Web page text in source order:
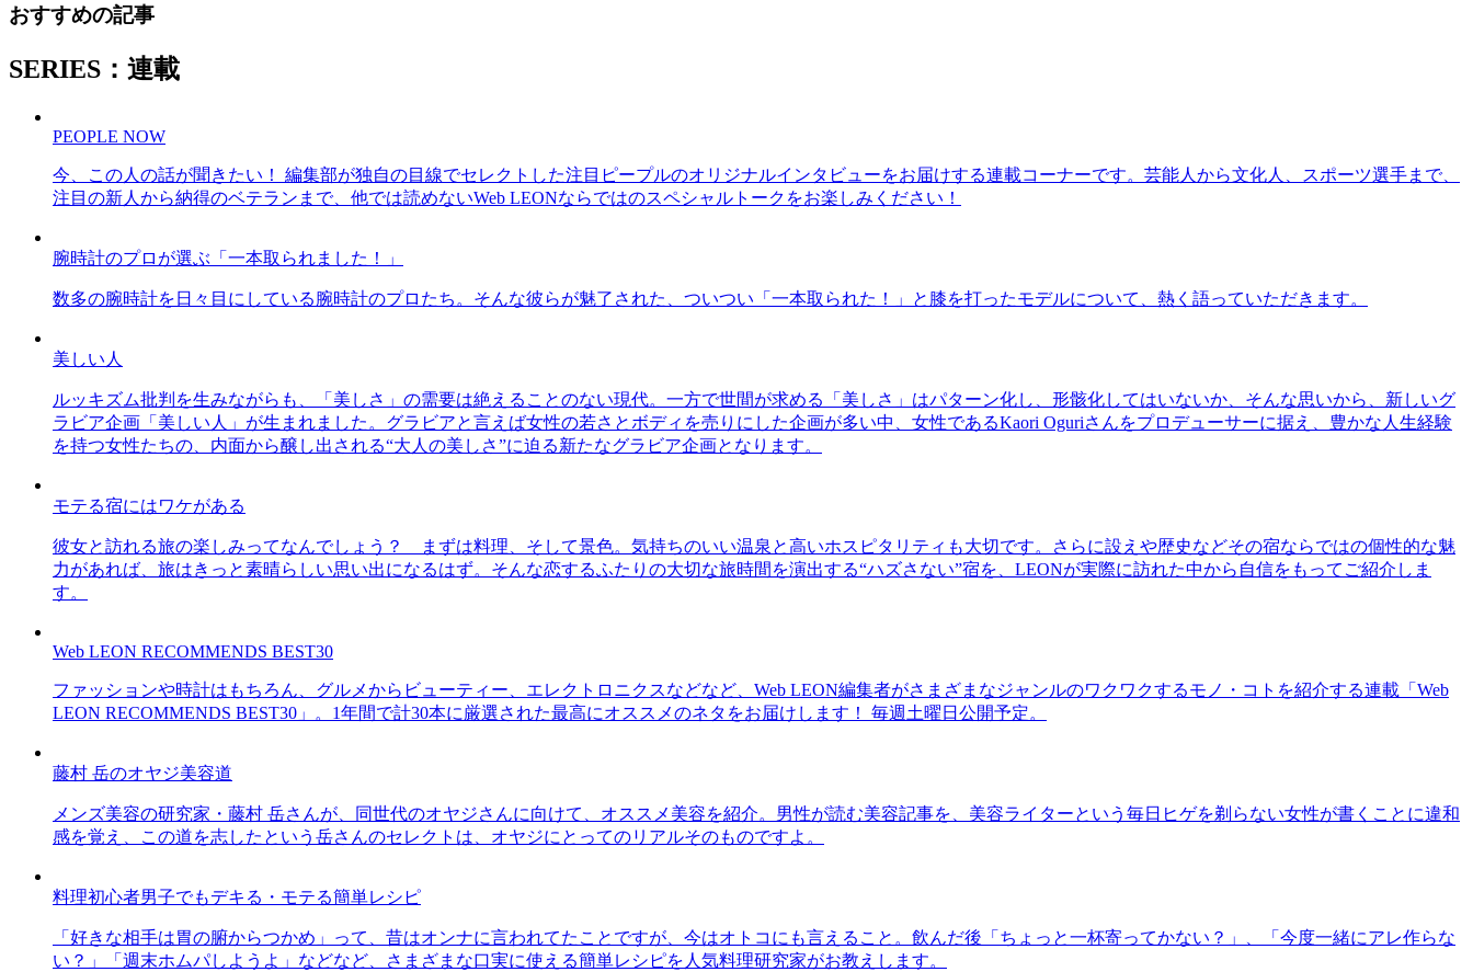
おすすめの記事
SERIES：連載
PEOPLE NOW
今、この人の話が聞きたい！ 編集部が独自の目線でセレクトした注目ピープルのオリジナルインタビューをお届けする連載コーナーです。芸能人から文化人、スポーツ選手まで、
注目の新人から納得のベテランまで、他では読めないWeb LEONならではのスペシャルトークをお楽しみください！
腕時計のプロが選ぶ「一本取られました！」
数多の腕時計を日々目にしている腕時計のプロたち。そんな彼らが魅了された、ついつい「一本取られた！」と膝を打ったモデルについて、熱く語っていただきます。
美しい人
ルッキズム批判を生みながらも、「美しさ」の需要は絶えることのない現代。一方で世間が求める「美しさ」はパターン化し、形骸化してはいないか、そんな思いから、新しいグ
ラビア企画「美しい人」が生まれました。グラビアと言えば女性の若さとボディを売りにした企画が多い中、女性であるKaori Oguriさんをプロデューサーに据え、豊かな人生経験
を持つ女性たちの、内面から醸し出される“大人の美しさ”に迫る新たなグラビア企画となります。
モテる宿にはワケがある
彼女と訪れる旅の楽しみってなんでしょう？ まずは料理、そして景色。気持ちのいい温泉と高いホスピタリティも大切です。さらに設えや歴史などその宿ならではの個性的な魅
力があれば、旅はきっと素晴らしい思い出になるはず。そんな恋するふたりの大切な旅時間を演出する“ハズさない”宿を、LEONが実際に訪れた中から自信をもってご紹介しま
す。
Web LEON RECOMMENDS BEST30
ファッションや時計はもちろん、グルメからビューティー、エレクトロニクスなどなど、Web LEON編集者がさまざまなジャンルのワクワクするモノ・コトを紹介する連載「Web
LEON RECOMMENDS BEST30」。1年間で計30本に厳選された最高にオススメのネタをお届けします！ 毎週土曜日公開予定。
藤村 岳のオヤジ美容道
メンズ美容の研究家・藤村 岳さんが、同世代のオヤジさんに向けて、オススメ美容を紹介。男性が読む美容記事を、美容ライターという毎日ヒゲを剃らない女性が書くことに違和
感を覚え、この道を志したという岳さんのセレクトは、オヤジにとってのリアルそのものですよ。
料理初心者男子でもデキる・モテる簡単レシピ
「好きな相手は胃の腑からつかめ」って、昔はオンナに言われてたことですが、今はオトコにも言えること。飲んだ後「ちょっと一杯寄ってかない？」、「今度一緒にアレ作らな
い？」「週末ホムパしようよ」などなど、さまざまな口実に使える簡単レシピを人気料理研究家がお教えします。